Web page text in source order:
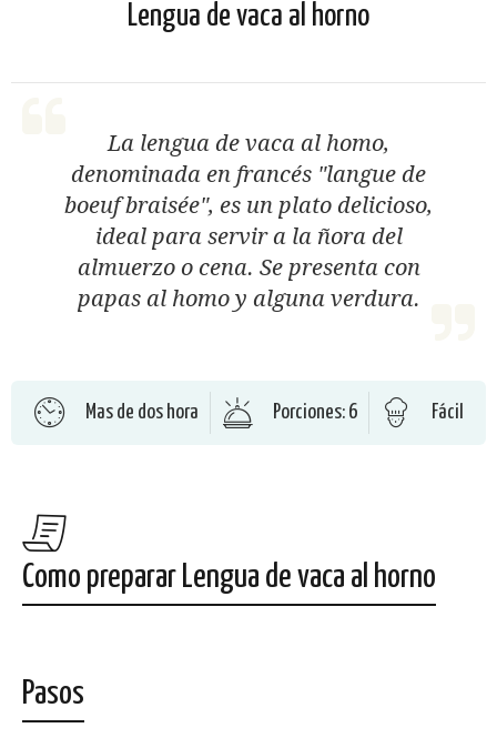
Lengua de vaca al horno
La lengua de vaca al homo,
denominada en francés "langue de
boeuf braisée", es un plato delicioso,
ideal para servir a la ñora del
almuerzo o cena. Se presenta con
papas al homo y alguna verdura.
Mas de dos hora Porciones: 6 Fácil
Como preparar Lengua de vaca al horno
Pasos